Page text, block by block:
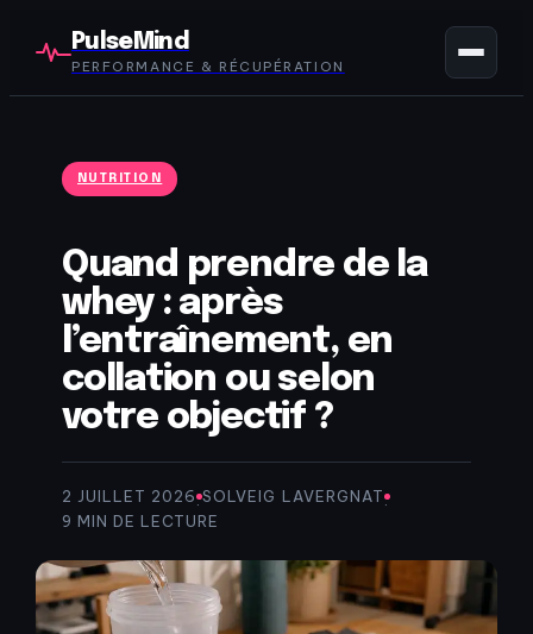
PulseMind
PERFORMANCE & RÉCUPÉRATION
NUTRITION
Quand prendre de la
whey : après
l’entraînement, en
collation ou selon
votre objectif ?
2 JUILLET 2026·SOLVEIG LAVERGNAT·
9 MIN DE LECTURE